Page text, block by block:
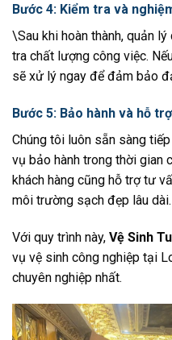
Bước 4: Kiểm tra và
\Sau khi hoàn thành, quản
tra chất lượng công việc.
sẽ xử lý ngay để đảm bảo
Bước 5: Bảo hành và hỗ
Chúng tôi luôn sẵn sàng
vụ bảo hành trong thời gian
khách hàng cũng hỗ trợ tư
môi trường sạch đẹp lâu dài.
Với quy trình này, Vệ Sinh
vụ vệ sinh công nghiệp tại
chuyên nghiệp nhất.